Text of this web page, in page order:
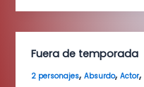
Fuera de temporada
2 personajes,Absurdo,Actor,